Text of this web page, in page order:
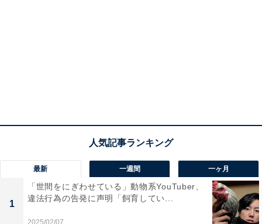
最新 一週間 一ヶ月
1
「世間をにぎわせている」動物系YouTuber、
違法行為の告発に声明「飼育してい...